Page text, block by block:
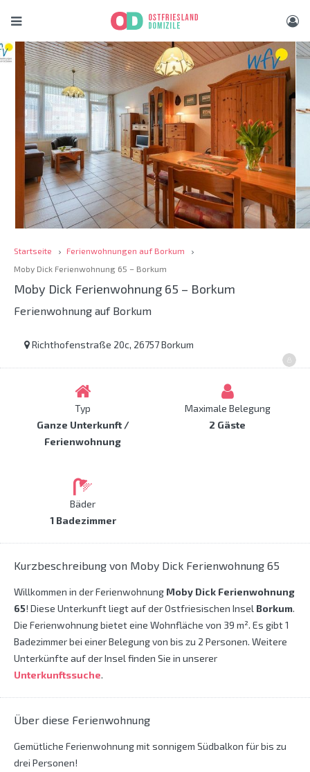
Startseite
Ferienwohnungen auf Borkum
Moby Dick Ferienwohnung 65 – Borkum
Moby Dick Ferienwohnung 65 – Borkum
Ferienwohnung auf Borkum
Richthofenstraße 20c, 26757 Borkum
Typ
Ganze Unterkunft /
Ferienwohnung
Maximale Belegung
2 Gäste
Bäder
1 Badezimmer
Kurzbeschreibung von Moby Dick Ferienwohnung 65
Willkommen in der Ferienwohnung Moby Dick Ferienwohnung
65! Diese Unterkunft liegt auf der Ostfriesischen Insel Borkum.
Die Ferienwohnung bietet eine Wohnfläche von 39 m². Es gibt 1
Badezimmer bei einer Belegung von bis zu 2 Personen. Weitere
Unterkünfte auf der Insel finden Sie in unserer
Unterkunftssuche.
Über diese Ferienwohnung
Gemütliche Ferienwohnung mit sonnigem Südbalkon für bis zu
drei Personen!